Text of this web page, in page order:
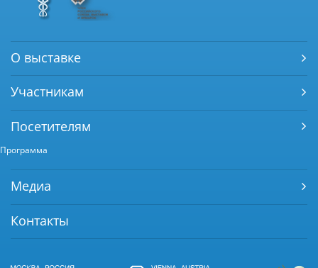
О выставке
Участникам
Посетителям
Программа
Медиа
Контакты